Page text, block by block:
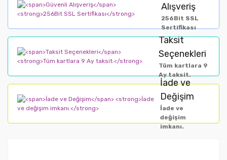
Alışveriş
256Bit SSL
Sertifikası
Taksit
Seçenekleri
Tüm kartlara 9
Ay taksit.
İade ve
Değişim
İade ve
değişim
imkanı.